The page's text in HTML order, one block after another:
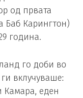
од првата
Баб Карингтон)
година.
го доби во
вклучуваше:
Камара, еден